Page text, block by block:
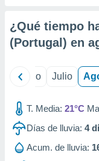
¿Qué tiempo
(Portugal) en
Junio Julio
T. Media: 21°C
Días de lluvia: 4
Acum. de lluvia: